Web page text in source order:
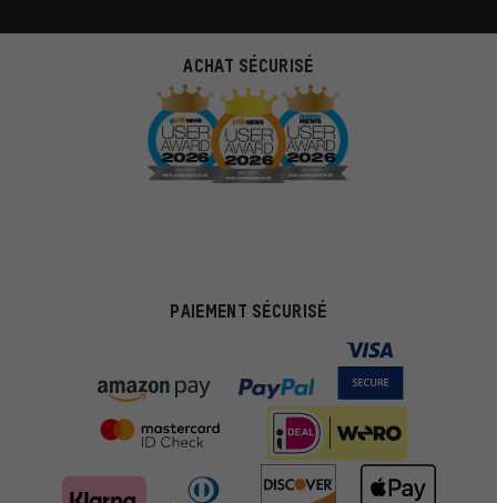
ACHAT SÉCURISÉ
PAIEMENT SÉCURISÉ